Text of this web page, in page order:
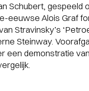
Schubert, gespeeld
eeuwse Alois Graf
Stravinsky’s
Steinway.
een demonstratie